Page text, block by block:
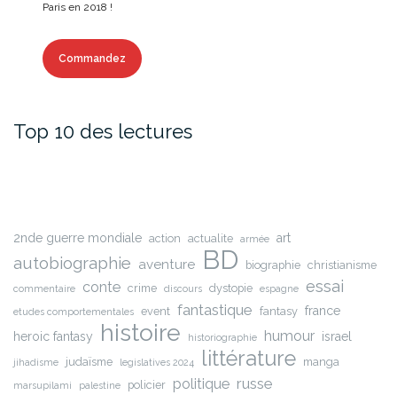
Paris en 2018 !
Commandez
Top 10 des lectures
2nde guerre mondiale action actualite armée art
autobiographie aventure BD biographie christianisme
commentaire conte crime discours dystopie espagne essai
etudes comportementales event fantastique fantasy france
heroic fantasy
histoire historiographie humour israel
jihadisme judaïsme legislatives 2024 littérature manga
marsupilami palestine policier politique russe